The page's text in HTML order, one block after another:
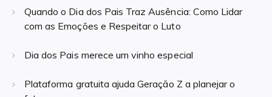
Quando o Dia dos Pais Traz Ausência: Como Lidar
com as Emoções e Respeitar o Luto
Dia dos Pais merece um vinho especial
Plataforma gratuita ajuda Geração Z a planejar o